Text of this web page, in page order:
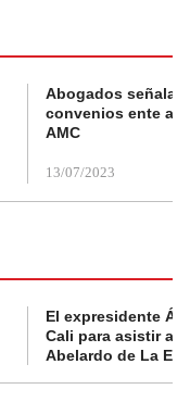
Abogados
convenios ente
AMC
13/07/2023
El expresidente
Cali para asistir a
Abelardo de La